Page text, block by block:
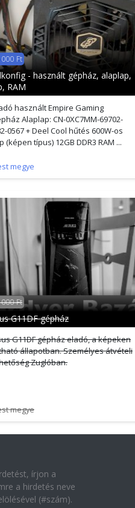
Ft
- használt gépház, alaplap,
RAM
használt Empire Gaming
Alaplap: CN-0XC7MM-69702-
0567 + Deel Cool hűtés 600W-os
(képen típus) 12GB DDR3 RAM ...
megye
Ft
G11DF gépház
G11DF gépház eladó, a képeken
állapotban. Személyes átvételi
Zuglóban.
megye
írjon a
a hirdetés neve
(#szám).